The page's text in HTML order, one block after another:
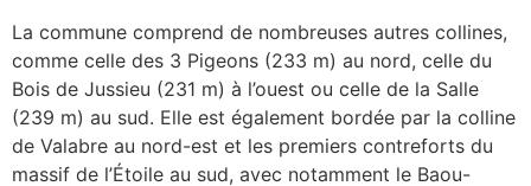
La commune comprend de nombreuses autres collines,
comme celle des 3 Pigeons (233 m) au nord, celle du
Bois de Jussieu (231 m) à l’ouest ou celle de la Salle
(239 m) au sud. Elle est également bordée par la colline
de Valabre au nord-est et les premiers contreforts du
massif de l’Étoile au sud, avec notamment le Baou-